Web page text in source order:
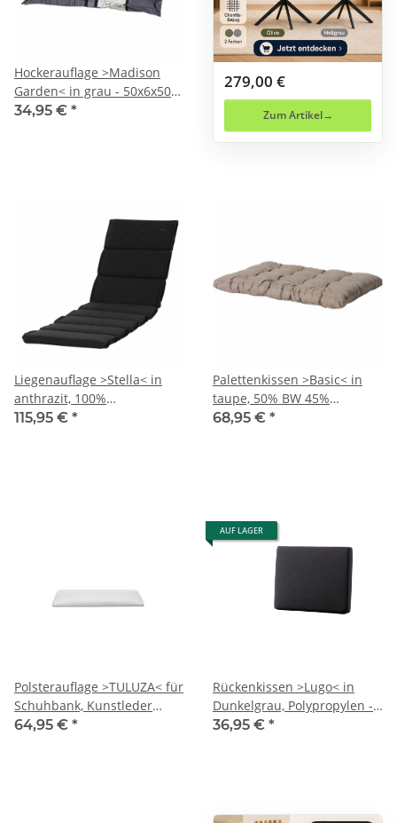
Hockerauflage >Madison
Garden< in grau - 50x6x50
(BxHxT)
34,95 € *
279,00 €
Zum Artikel
Liegenauflage >Stella< in
anthrazit, 100%
Polypropylen - 200x6x58cm
115,95 € *
Palettenkissen >Basic< in
taupe, 50% BW 45%
Polyester - 80x10x120cm
68,95 € *
Polsterauflage >TULUZA< für
Schuhbank, Kunstleder
weiss - 59,9x5x40,8cm
64,95 € *
AUF LAGER
Rückenkissen >Lugo< in
Dunkelgrau, Polypropylen -
53,5x8x42cm (BxHxT)
36,95 € *